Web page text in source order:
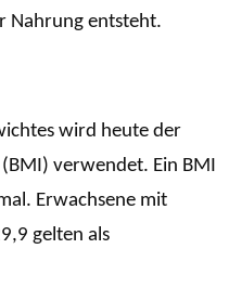
Nahrung entsteht.
wird heute der
verwendet. Ein BMI
Erwachsene mit
gelten als